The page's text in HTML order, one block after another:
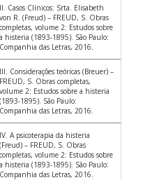
II. Casos Clínicos: Srta. Elisabeth
von R. (Freud) – FREUD, S. Obras
completas, volume 2: Estudos sobre
a histeria (1893-1895). São Paulo:
Companhia das Letras, 2016.
III. Considerações teóricas (Breuer) –
FREUD, S. Obras completas,
volume 2: Estudos sobre a histeria
(1893-1895). São Paulo:
Companhia das Letras, 2016.
IV. A psicoterapia da histeria
(Freud) – FREUD, S. Obras
completas, volume 2: Estudos sobre
a histeria (1893-1895). São Paulo:
Companhia das Letras, 2016.